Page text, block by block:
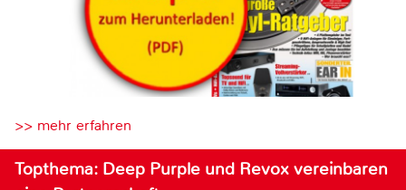
>> mehr erfahren
Topthema: Deep Purple und Revox vereinbaren